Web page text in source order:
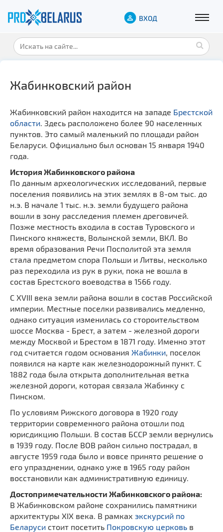
ВХОД
Жабинковский район
Жабинковский район находится на западе Брестской
области . Здесь расположено более 90 населенных
пунктов. Это самый маленький по площади район
Беларуси. Официально был основан 15 января 1940
года.
История Жабинковского района
По данным археологических исследований, первые
поселения появились на этих землях в 8-ом тыс. до
н.э. В начале 1 тыс. н.э. земли будущего района
вошли в зону расследения племен дреговичей.
Позже местность входила в состав Туровского и
Пинского княжеств, Волынской земли, ВКЛ. Во
время образования Речи Посполитой эта земля
стала предметом спора Польши и Литвы, несколько
раз переходила из рук в руки, пока не вошла в
состав Брестского воеводства в 1566 году.
С XVIII века земли района вошли в состав Российской
империи. Местные поселки развивались медленно,
однако ситуация изменилась со стороительством
шоссе Москва - Брест, а затем - железной дороги
между Москвой и Брестом в 1871 году. Именно этот
год считается годом основания Жабинки , поселок
появился на карте как железнодорожный пункт. С
1882 года была открыта дополнительная ветка
железной дороги, которая связала Жабинку с
Пинском.
По условиям Рижского договора в 1920 году
территории современного района отошли под
юрисдикцию Польши. В состав БССР земли вернулись
в 1939 году. После ВОВ район сильно пострадал, в
августе 1959 года было и вовсе принято решение о
его упразднении, однако уже в 1965 году район
восстановили как административную единицу.
Достопримечательности Жабинковского района:
В Жабинковском районе сохранились памятники
архитектуры XIX века. В рамках экскурсий по
Беларуси стоит посетить Покровскую церковь в